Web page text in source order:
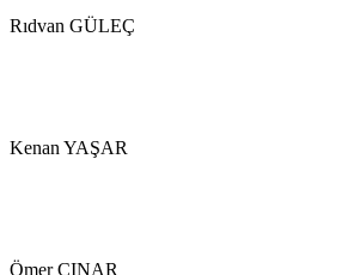
Rıdvan GÜLEÇ
Kenan YAŞAR
Ömer ÇINAR